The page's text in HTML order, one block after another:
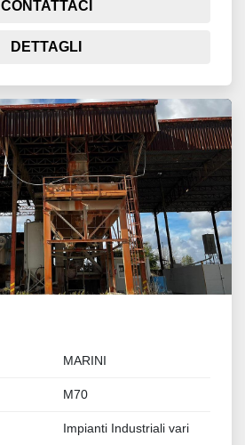
CONTATTACI
DETTAGLI
MARINI
M70
Impianti Industriali vari